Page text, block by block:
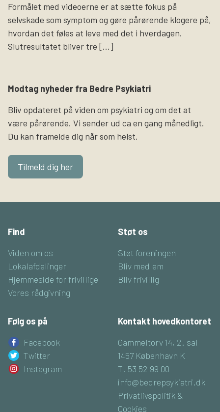
Formålet med videoerne er at sætte fokus på
selvskade som symptom og gøre pårørende klogere på,
hvordan det føles at leve med det i hverdagen.
Slutresultatet bliver tre […]
Modtag nyheder fra Bedre Psykiatri
Bliv opdateret på viden om psykiatri og om det at
være pårørende. Vi sender ud ca en gang månedligt.
Du kan framelde dig når som helst.
Tilmeld dig her
Find
Viden om os
Lokalafdelinger
Hjemmeside for frivillige
Vores rådgivning
Støt os
Støt foreningen
Bliv medlem
Bliv frivillig
Følg os på
Facebook
Twitter
Instagram
Kontakt hovedkontoret
Gammeltorv 14, 2. sal
1457 København K
T. 53 52 99 00
info@bedrepsykiatri.dk
Privatlivspolitik &
Cookies